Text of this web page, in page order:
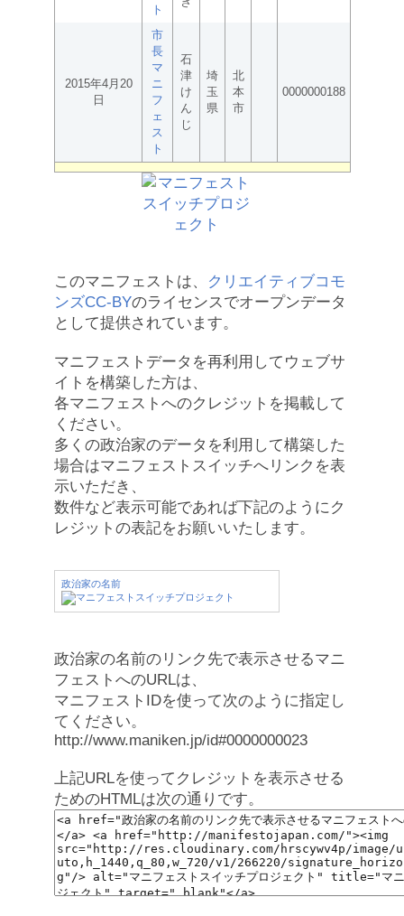
ト
2015年4月20
日
市
長
マ
ニ
フ
ェ
ス
ト
石
津
け
ん
じ
埼
玉
県
北
本
市
0000000188
このマニフェストは、
クリエイティブコモ
ンズCC-BYのライセンスでオープンデータ
として提供されています。
マニフェストデータを再利用してウェブサ
イトを構築した方は、
各マニフェストへのクレジットを掲載して
ください。
多くの政治家のデータを利用して構築した
場合はマニフェストスイッチへリンクを表
示いただき、
数件など表示可能であれば下記のようにク
レジットの表記をお願いいたします。
政治家の名前
政治家の名前のリンク先で表示させるマニ
フェストへのURLは、
マニフェストIDを使って次のように指定し
てください。
http://www.maniken.jp/id#0000000023
上記URLを使ってクレジットを表示させる
ためのHTMLは次の通りです。